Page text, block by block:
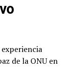
de la ONU en